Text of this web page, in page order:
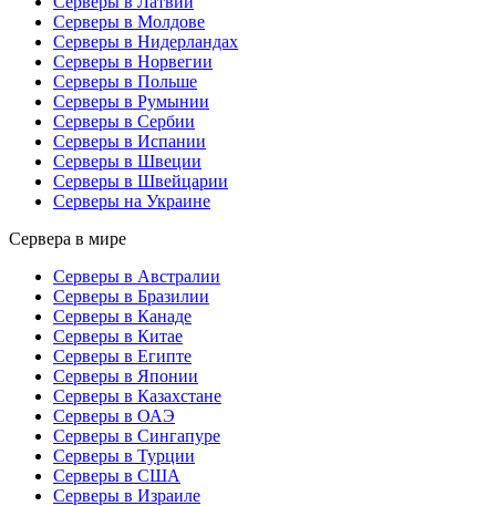
Серверы в Молдове
Серверы в Нидерландах
Серверы в Норвегии
Серверы в Польше
Серверы в Румынии
Серверы в Сербии
Серверы в Испании
Серверы в Швеции
Серверы в Швейцарии
Серверы на Украине
Сервера в мире
Серверы в Австралии
Серверы в Бразилии
Серверы в Канаде
Серверы в Китае
Серверы в Египте
Серверы в Японии
Серверы в Казахстане
Серверы в ОАЭ
Серверы в Сингапуре
Серверы в Турции
Серверы в США
Серверы в Израиле